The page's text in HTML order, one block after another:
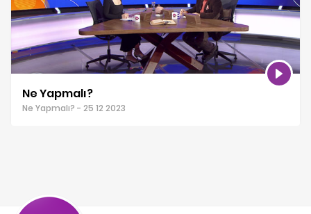
Ne Yapmalı?
Ne Yapmalı? - 25 12 2023